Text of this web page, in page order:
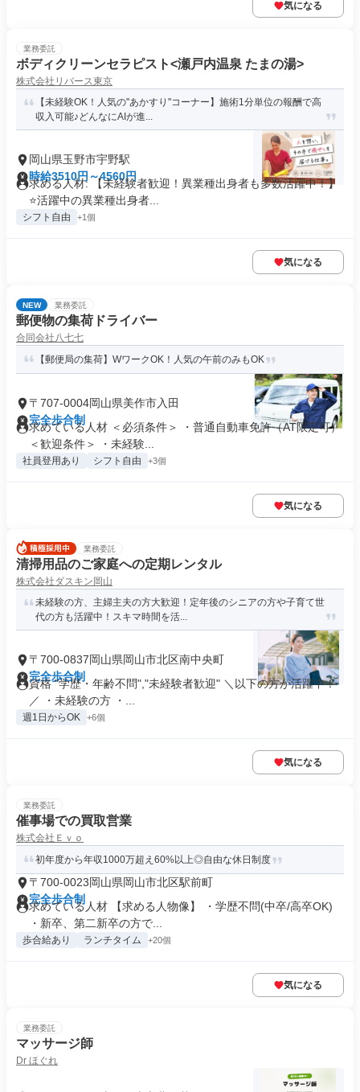
気になる
業務委託
ボディクリーンセラピスト<瀬戸内温泉 たまの湯>
株式会社リバース東京
【未経験OK！人気の"あかすり"コーナー】施術1分単位の報酬で高
収入可能♪どんなにAIが進...
岡山県玉野市宇野駅
時給3510円～4560円
求める人材: 【未経験者歓迎！異業種出身者も多数活躍中！】
⭐️活躍中の異業種出身者...
シフト自由 +1個
気になる
NEW 業務委託
郵便物の集荷ドライバー
合同会社八七七
【郵便局の集荷】WワークOK！人気の午前のみもOK
〒707-0004岡山県美作市入田
完全歩合制
求めている人材 ＜必須条件＞ ・普通自動車免許（AT限定可）
＜歓迎条件＞ ・未経験...
社員登用あり シフト自由 +3個
気になる
業務委託
清掃用品のご家庭への定期レンタル
株式会社ダスキン岡山
未経験の方、主婦主夫の方大歓迎！定年後のシニアの方や子育て世
代の方も活躍中！スキマ時間を活...
〒700-0837岡山県岡山市北区南中央町
完全歩合制
資格 "学歴・年齢不問","未経験者歓迎" ＼以下の方が活躍中！
／ ・未経験の方 ・...
週1日からOK +6個
気になる
業務委託
催事場での買取営業
株式会社Ｅｖｏ
初年度から年収1000万超え60%以上◎自由な休日制度
〒700-0023岡山県岡山市北区駅前町
完全歩合制
求めている人材 【求める人物像】 ・学歴不問(中卒/高卒OK)
・新卒、第二新卒の方で...
歩合給あり ランチタイム +20個
気になる
業務委託
マッサージ師
Dr ほぐれ